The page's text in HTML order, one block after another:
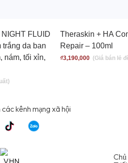
FLUID
da ban
nám, tối xỉn,
Theraskin + HA
Repair – 100ml
₫3,190,000
kênh mạng xã hội
Chủ